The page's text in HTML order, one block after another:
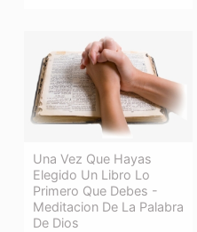
Una Vez Que Hayas
Elegido Un Libro Lo
Primero Que Debes -
Meditacion De La Palabra
De Dios